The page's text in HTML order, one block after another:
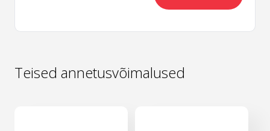
Teised annetusvõimalused